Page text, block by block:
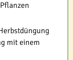
mit einem